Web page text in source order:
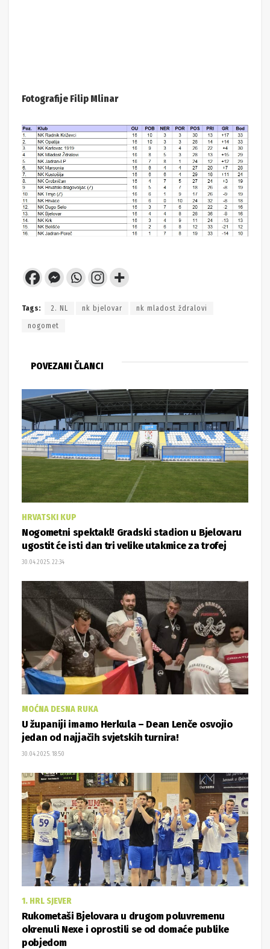
Fotografije Filip Mlinar
Tags: 2. NL nk bjelovar nk mladost ždralovi
nogomet
POVEZANI ČLANCI
HRVATSKI KUP
Nogometni spektakl! Gradski stadion u Bjelovaru
ugostit će isti dan tri velike utakmice za trofej
30.04.2025. 22:34
MOĆNA DESNA RUKA
U županiji imamo Herkula – Dean Lenče osvojio
jedan od najjačih svjetskih turnira!
30.04.2025. 18:50
1. HRL SJEVER
Rukometaši Bjelovara u drugom poluvremenu
okrenuli Nexe i oprostili se od domaće publike
pobjedom